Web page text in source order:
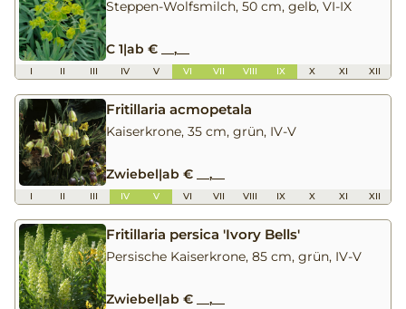
Steppen-Wolfsmilch, 50 cm, gelb, VI-IX
C 1|ab € __,__
I II III IV V VI VII VIII IX X XI XII
Fritillaria acmopetala
Kaiserkrone, 35 cm, grün, IV-V
Zwiebel|ab € __,__
I II III IV V VI VII VIII IX X XI XII
Fritillaria persica 'Ivory Bells'
Persische Kaiserkrone, 85 cm, grün, IV-V
Zwiebel|ab € __,__